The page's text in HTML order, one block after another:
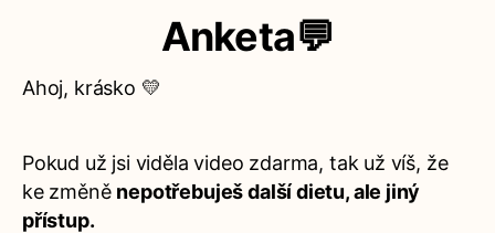
Anketa💬
Ahoj, krásko 💛
Pokud už jsi viděla video zdarma, tak už víš, že
ke změně nepotřebuješ další dietu, ale jiný
přístup.